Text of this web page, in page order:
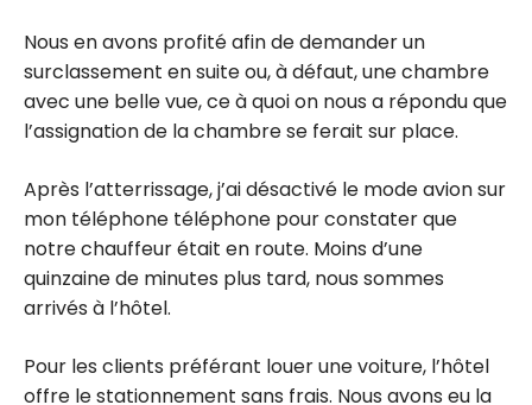
Nous en avons profité afin de demander un
surclassement en suite ou, à défaut, une chambre
avec une belle vue, ce à quoi on nous a répondu que
l’assignation de la chambre se ferait sur place.
Après l’atterrissage, j’ai désactivé le mode avion sur
mon téléphone téléphone pour constater que
notre chauffeur était en route. Moins d’une
quinzaine de minutes plus tard, nous sommes
arrivés à l’hôtel.
Pour les clients préférant louer une voiture, l’hôtel
offre le stationnement sans frais. Nous avons eu la